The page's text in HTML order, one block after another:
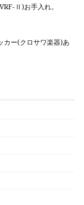
Ⅱ)お手入れ。
カー(クロサワ楽器)あ